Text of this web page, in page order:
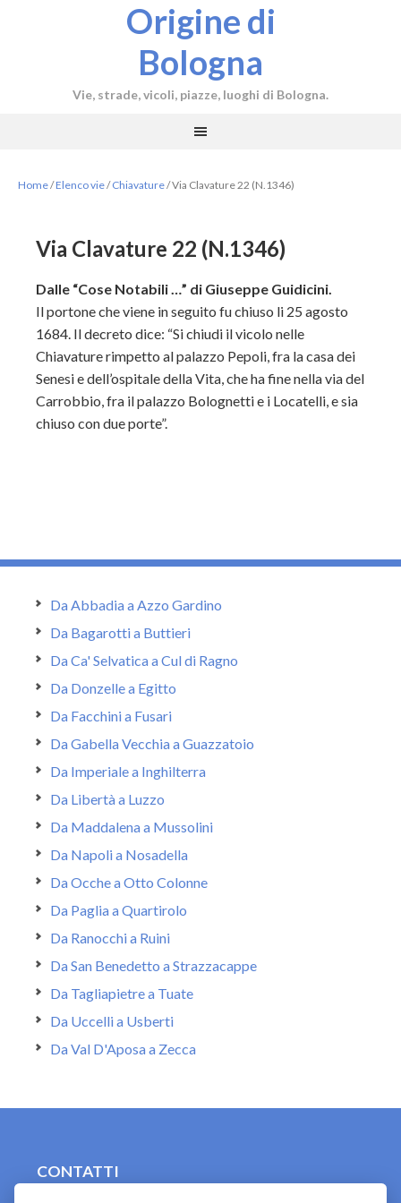
Origine di
Bologna
Vie, strade, vicoli, piazze, luoghi di Bologna.
Home/Elenco vie/ Chiavature/Via Clavature 22 (N.1346)
Via Clavature 22 (N.1346)
Dalle “Cose Notabili …” di Giuseppe Guidicini.
Il portone che viene in seguito fu chiuso li 25 agosto
1684. Il decreto dice: “Si chiudi il vicolo nelle
Chiavature rimpetto al palazzo Pepoli, fra la casa dei
Senesi e dell’ospitale della Vita, che ha fine nella via del
Carrobbio, fra il palazzo Bolognetti e i Locatelli, e sia
chiuso con due porte”.
Da Abbadia a Azzo Gardino
Da Bagarotti a Buttieri
Da Ca' Selvatica a Cul di Ragno
Da Donzelle a Egitto
Da Facchini a Fusari
Da Gabella Vecchia a Guazzatoio
Da Imperiale a Inghilterra
Da Libertà a Luzzo
Da Maddalena a Mussolini
Da Napoli a Nosadella
Da Ocche a Otto Colonne
Da Paglia a Quartirolo
Da Ranocchi a Ruini
Da San Benedetto a Strazzacappe
Da Tagliapietre a Tuate
Da Uccelli a Usberti
Da Val D'Aposa a Zecca
CONTATTI